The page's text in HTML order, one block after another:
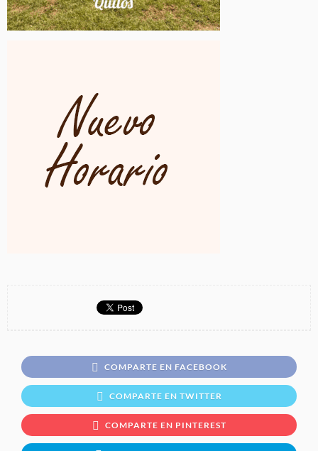
COMPARTE EN FACEBOOK
COMPARTE EN TWITTER
COMPARTE EN PINTEREST